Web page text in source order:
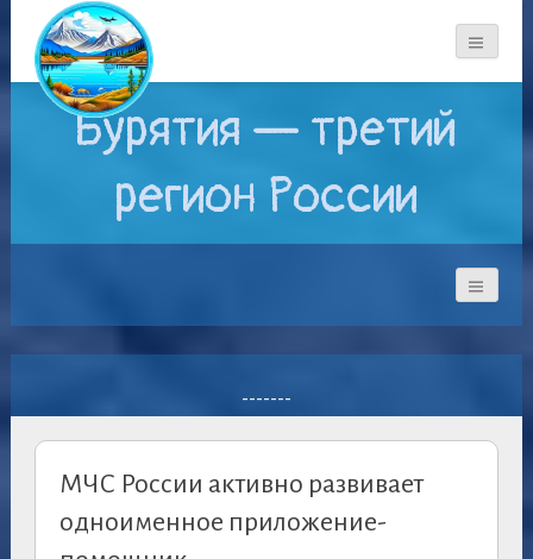
Бурятия — третий
регион России
-------
МЧС России активно развивает
одноименное приложение-